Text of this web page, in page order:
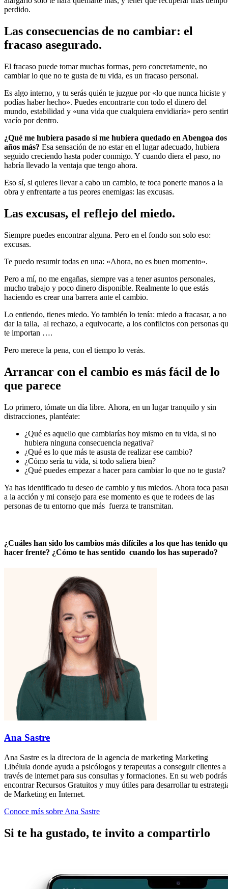
perdido.
Las consecuencias de no cambiar: el
fracaso asegurado.
El fracaso puede tomar muchas formas, pero concretamente, no
cambiar lo que no te gusta de tu vida, es un fracaso personal.
Es algo interno, y tu serás quién te juzgue por «lo que nunca hiciste y
podías haber hecho». Puedes encontrarte con todo el dinero del
mundo, estabilidad y «una vida que cualquiera envidiaría» pero
vacío por dentro.
¿Qué me hubiera pasado si me hubiera quedado en Abengoa dos
años más? Esa sensación de no estar en el lugar adecuado, hubiera
seguido creciendo hasta poder conmigo. Y cuando diera el paso, no
habría llevado la ventaja que tengo ahora.
Eso sí, si quieres llevar a cabo un cambio, te toca ponerte manos a la
obra y enfrentarte a tus peores enemigas: las excusas.
Las excusas, el reflejo del miedo.
Siempre puedes encontrar alguna. Pero en el fondo son solo eso:
excusas.
Te puedo resumir todas en una: «Ahora, no es buen momento».
Pero a mí, no me engañas, siempre vas a tener asuntos personales,
mucho trabajo y poco dinero disponible. Realmente lo que estás
haciendo es crear una barrera ante el cambio.
Lo entiendo, tienes miedo. Yo también lo tenía: miedo a fracasar, a no
dar la talla, al rechazo, a equivocarte, a los conflictos con personas
te importan ….
Pero merece la pena, con el tiempo lo verás.
Arrancar con el cambio es más fácil de lo
que parece
Lo primero, tómate un día libre. Ahora, en un lugar tranquilo y sin
distracciones, plantéate:
¿Qué es aquello que cambiarías hoy mismo en tu vida, si no
hubiera ninguna consecuencia negativa?
¿Qué es lo que más te asusta de realizar ese cambio?
¿Cómo sería tu vida, si todo saliera bien?
¿Qué puedes empezar a hacer para cambiar lo que no te gusta?
Ya has identificado tu deseo de cambio y tus miedos. Ahora toca
a la acción y mi consejo para ese momento es que te rodees de las
personas de tu entorno que más fuerza te transmitan.
¿Cuáles han sido los cambios más difíciles a los que has tenido
hacer frente? ¿Cómo te has sentido cuando los has superado?
Ana Sastre
Ana Sastre es la directora de la agencia de marketing Marketing
Libélula donde ayuda a psicólogos y terapeutas a conseguir clientes a
través de internet para sus consultas y formaciones. En su web podrás
encontrar Recursos Gratuitos y muy útiles para desarrollar tu
de Marketing en Internet.
Conoce más sobre Ana Sastre
Si te ha gustado, te invito a compartirlo